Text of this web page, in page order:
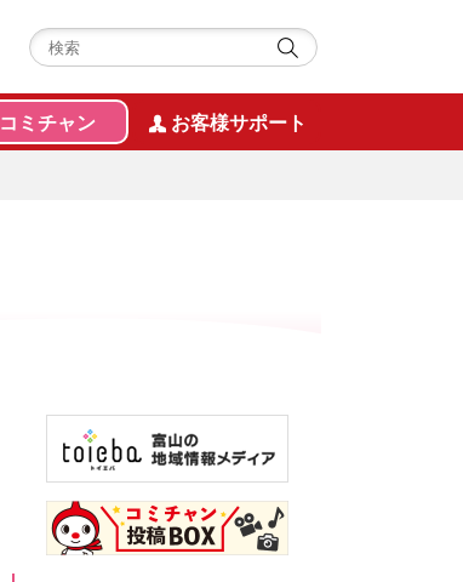
コミチャン お客様サポート